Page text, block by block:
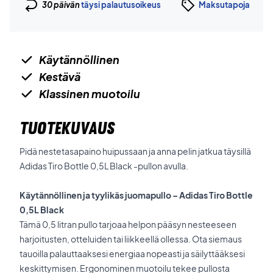
30 päiväntäysi palautusoikeus Maksutapoja
Käytännöllinen
Kestävä
Klassinen muotoilu
TUOTEKUVAUS
Pidä nestetasapaino huipussaan ja anna pelin jatkua täysillä
Adidas Tiro Bottle 0,5L Black -pullon avulla.
Käytännöllinen ja tyylikäs juomapullo – Adidas Tiro Bottle
0,5L Black
Tämä 0,5 litran pullo tarjoaa helpon pääsyn nesteeseen
harjoitusten, otteluiden tai liikkeellä ollessa. Ota siemaus
tauoilla palauttaaksesi energiaa nopeasti ja säilyttääksesi
keskittymisen. Ergonominen muotoilu tekee pullosta